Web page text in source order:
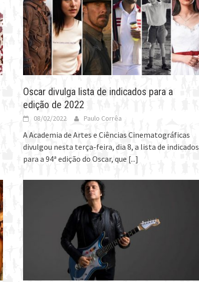
Oscar divulga lista de indicados para a
edição de 2022
08/02/2022 Paulo Corrêa
A Academia de Artes e Ciências Cinematográficas
divulgou nesta terça-feira, dia 8, a lista de indicados
para a 94ª edição do Oscar, que [...]